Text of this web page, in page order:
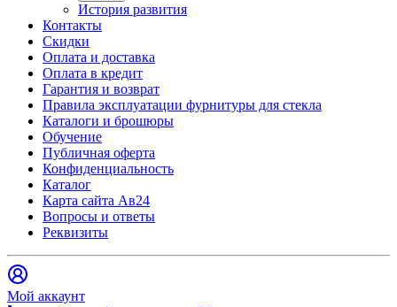
История развития
Контакты
Скидки
Оплата и доставка
Оплата в кредит
Гарантия и возврат
Правила эксплуатации фурнитуры для стекла
Каталоги и брошюры
Обучение
Публичная оферта
Конфиденциальность
Каталог
Карта сайта Ав24
Вопросы и ответы
Реквизиты
Мой аккаунт